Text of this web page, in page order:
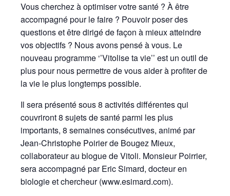
Vous cherchez à optimiser votre santé ? À être
accompagné pour le faire ? Pouvoir poser des
questions et être dirigé de façon à mieux atteindre
vos objectifs ? Nous avons pensé à vous. Le
nouveau programme ‘’Vitolise ta vie’’ est un outil de
plus pour nous permettre de vous aider à profiter de
la vie le plus longtemps possible.
Il sera présenté sous 8 activités différentes qui
couvriront 8 sujets de santé parmi les plus
importants, 8 semaines consécutives, animé par
Jean-Christophe Poirier de Bougez Mieux,
collaborateur au blogue de Vitoli. Monsieur Poirrier,
sera accompagné par Eric Simard, docteur en
biologie et chercheur (www.esimard.com).